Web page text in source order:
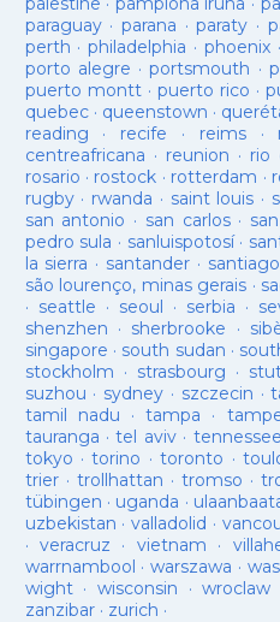
paraguay· parana ·paraty ·
perth ·philadelphia · phoenix
porto alegre ·portsmouth ·
puerto montt· puerto rico ·
quebec· queenstown ·
reading · recife · reims·
centreafricana · reunion · rio
rosario · rostock · rotterdam ·
rugby· rwanda · saint louis ·
san antonio · san carlos·
pedro sula · sanluispotosí·
la sierra · santander ·
são lourenço, minas gerais ·
· seattle · seoul · serbia ·
shenzhen · sherbrooke ·
singapore · south sudan ·
stockholm · strasbourg ·
suzhou · sydney · szczecin ·
tamil nadu ·tampa ·
tauranga ·tel aviv· tennessee
tokyo ·torino ·toronto ·
trier· trollhattan · tromso ·
tübingen · uganda ·
uzbekistan · valladolid ·
· veracruz · vietnam ·
warrnambool ·warszawa ·
wight· wisconsin ·wroclaw
zanzibar· zurich ·